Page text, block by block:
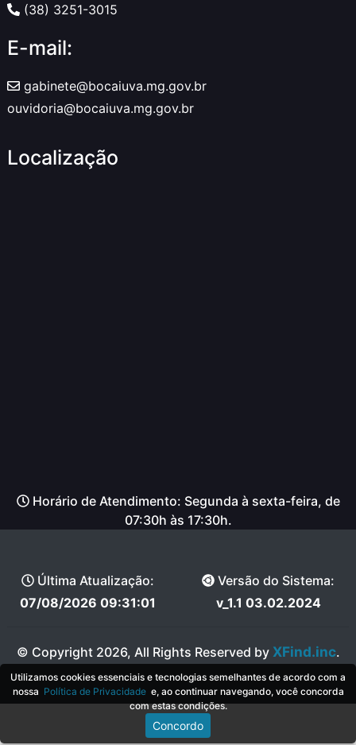
(38) 3251-3015
E-mail:
gabinete@bocaiuva.mg.gov.br
ouvidoria@bocaiuva.mg.gov.br
Localização
Horário de Atendimento: Segunda à sexta-feira, de
07:30h às 17:30h.
Última Atualização:
07/08/2026 09:31:01
Versão do Sistema:
v_1.1 03.02.2024
© Copyright 2026, All Rights Reserved by XFind.inc.
Utilizamos cookies essenciais e tecnologias semelhantes de acordo com a
nossa Política de Privacidadee, ao continuar navegando, você concorda
com estas condições.
Concordo